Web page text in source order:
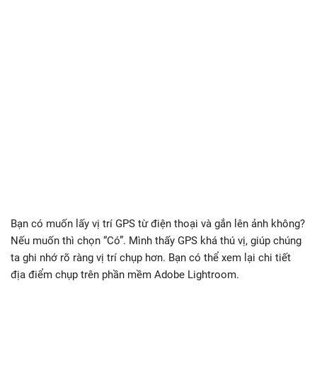
Bạn có muốn lấy vị trí GPS từ điện thoại và gắn lên ảnh không?
Nếu muốn thì chọn “Có”. Mình thấy GPS khá thú vị, giúp chúng
ta ghi nhớ rõ ràng vị trí chụp hơn. Bạn có thể xem lại chi tiết
địa điểm chụp trên phần mềm Adobe Lightroom.